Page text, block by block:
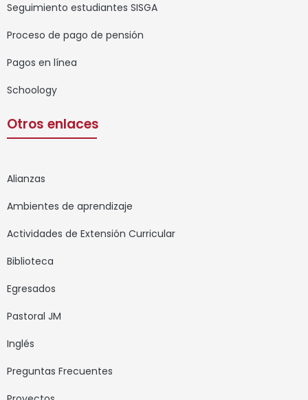
Seguimiento estudiantes SISGA
Proceso de pago de pensión
Pagos en línea
Schoology
Otros enlaces
Alianzas
Ambientes de aprendizaje
Actividades de Extensión Curricular
Biblioteca
Egresados
Pastoral JM
Inglés
Preguntas Frecuentes